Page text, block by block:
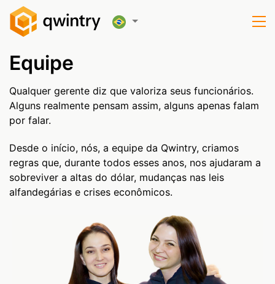
Equipe
Qualquer gerente diz que valoriza seus funcionários.
Alguns realmente pensam assim, alguns apenas falam
por falar.
Desde o início, nós, a equipe da Qwintry, criamos
regras que, durante todos esses anos, nos ajudaram a
sobreviver a altas do dólar, mudanças nas leis
alfandegárias e crises econômicos.